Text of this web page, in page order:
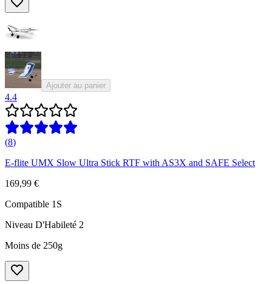
Ajouter au panier
4.4
(8)
E-flite UMX Slow Ultra Stick RTF with AS3X and SAFE Select
169,99 €
Compatible 1S
Niveau D'Habileté 2
Moins de 250g